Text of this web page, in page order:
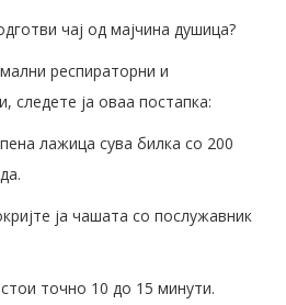
чај од мајчина душица?
респираторни и
следете ја оваа постапка:
лажица сува билка со 200
ја чашата со послужавник
точно 10 до 15 минути.